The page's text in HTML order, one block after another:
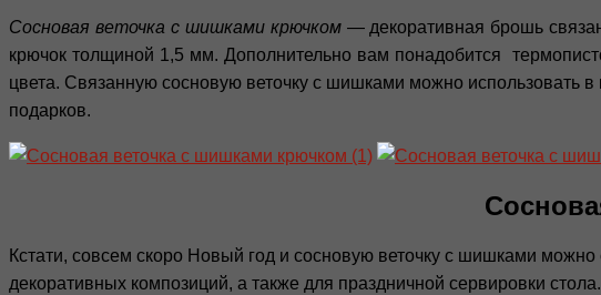
Сосновая веточка с шишками крючком— декоративная брошь
крючок толщиной 1,5 мм. Дополнительно вам понадобится
цвета. Связанную сосновую веточку с шишками можно использовать
подарков.
Кстати, совсем скоро Новый год и сосновую веточку с шишками
декоративных композиций, а также для праздничной сервировки